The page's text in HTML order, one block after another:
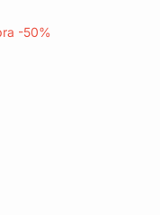
-50%